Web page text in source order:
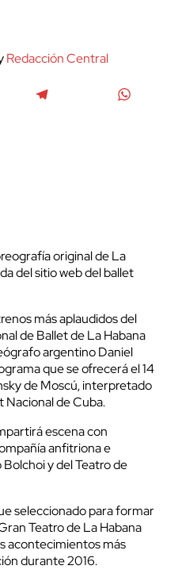
Redacción Central
original de La
del sitio web del ballet
más aplaudidos del
de Ballet de La Habana
argentino Daniel
que se ofrecerá el 14
de Moscú, interpretado
Nacional de Cuba.
escena con
anfitriona e
y del Teatro de
seleccionado para formar
Teatro de La Habana
acontecimientos más
durante 2016.